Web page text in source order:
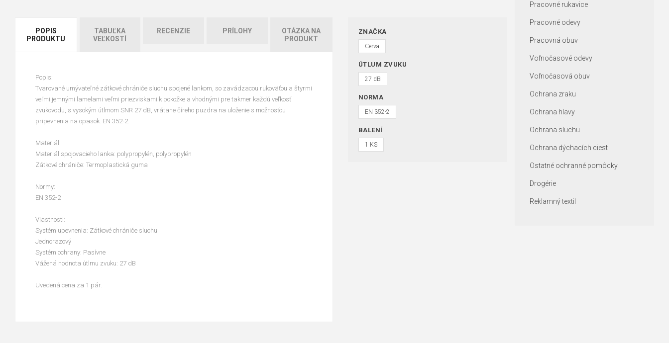
POPIS
PRODUKTU
TABUĽKA
VEĽKOSTÍ
RECENZIE PRÍLOHY
OTÁZKA NA
PRODUKT
Popis:
Tvarované umývateľné zátkové chrániče sluchu spojené lankom, so zavádzacou rukoväťou a štyrmi
veľmi jemnými lamelami veľmi priezviskami k pokožke a vhodnými pre takmer každú veľkosť
zvukovodu, s vysokým útlmom SNR 27 dB, vrátane číreho puzdra na uloženie s možnosťou
pripevnenia na opasok. EN 352-2.
Materiál:
Materiál spojovacieho lanka: polypropylén, polypropylén
Zátkové chrániče: Termoplastická guma
Normy:
EN 352-2
Vlastnosti:
Systém upevnenia: Zátkové chrániče sluchu
Jednorazový
Systém ochrany: Pasívne
Vážená hodnota útlmu zvuku: 27 dB
Uvedená cena za 1 pár.
ZNAČKA
Cerva
ÚTLUM ZVUKU
27 dB
NORMA
EN 352-2
BALENÍ
1 KS
Pracovné rukavice
Pracovné odevy
Pracovná obuv
Voľnočasové odevy
Voľnočasová obuv
Ochrana zraku
Ochrana hlavy
Ochrana sluchu
Ochrana dýchacích ciest
Ostatné ochranné pomôcky
Drogérie
Reklamný textil